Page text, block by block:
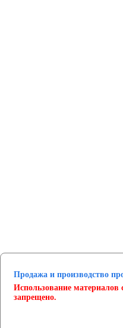
Продажа и производство
Использование материалов
запрещено.